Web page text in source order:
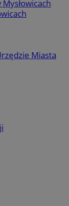
Miasta